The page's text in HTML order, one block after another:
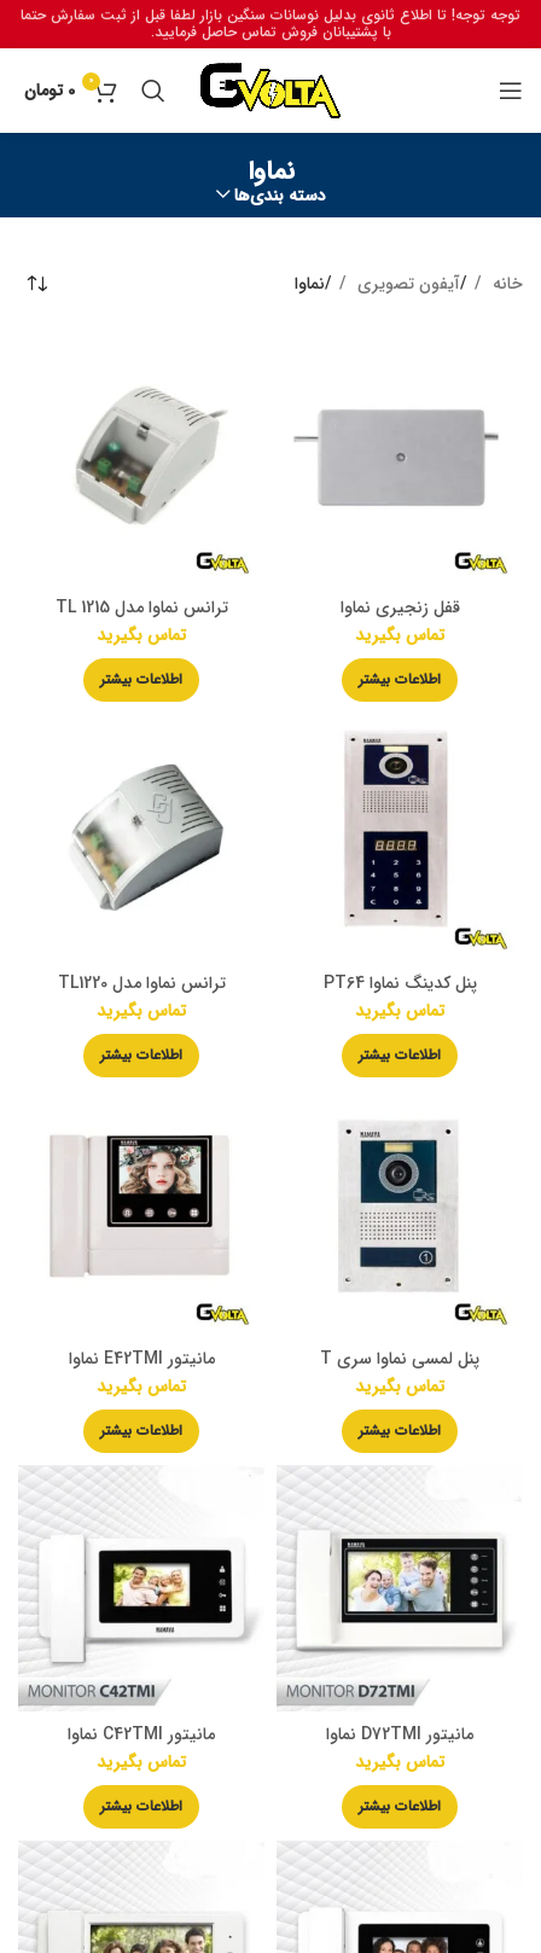
توجه توجه! تا اطلاع ثانوی بدلیل نوسانات سنگین بازار لطفا قبل از ثبت سفارش حتما
با پشتیبانان فروش تماس حاصل فرمایید.
0
0 تومان
نماوا
دسته بندی‌ها
خانه آیفون تصویری نماوا
قفل زنجیری نماوا
تماس بگیرید
اطلاعات بیشتر
ترانس نماوا مدل TL 1215
تماس بگیرید
اطلاعات بیشتر
پنل کدینگ نماوا PT64
تماس بگیرید
اطلاعات بیشتر
ترانس نماوا مدل TL1220
تماس بگیرید
اطلاعات بیشتر
پنل لمسی نماوا سری T
تماس بگیرید
اطلاعات بیشتر
مانیتور E42TMI نماوا
تماس بگیرید
اطلاعات بیشتر
مانیتور D72TMI نماوا
تماس بگیرید
اطلاعات بیشتر
مانیتور C42TMI نماوا
تماس بگیرید
اطلاعات بیشتر